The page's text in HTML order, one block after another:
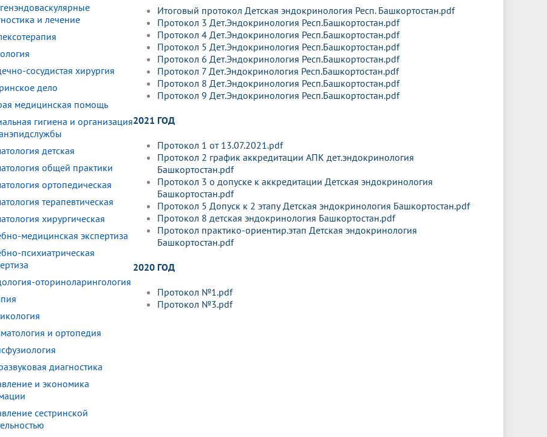
и лечение
сосудистая хирургия
дело
медицинская помощь
гигиена и организация
детская
общей практики
ортопедическая
терапевтическая
хирургическая
медицинская экспертиза
психиатрическая
оториноларингология
и ортопедия
диагностика
и экономика
сестринской
Итоговый протокол Детская эндокринология Респ. Башкортостан.pdf
Протокол 3 Дет.Эндокринология Респ.Башкортостан.pdf
Протокол 4 Дет.Эндокринология Респ.Башкортостан.pdf
Протокол 5 Дет.Эндокринология Респ.Башкортостан.pdf
Протокол 6 Дет.Эндокринология Респ.Башкортостан.pdf
Протокол 7 Дет.Эндокринология Респ.Башкортостан.pdf
Протокол 8 Дет.Эндокринология Респ.Башкортостан.pdf
Протокол 9 Дет.Эндокринология Респ.Башкортостан.pdf
2021 ГОД
Протокол 1 от 13.07.2021.pdf
Протокол 2 график аккредитации АПК дет.эндокринология
Башкортостан.pdf
Протокол 3 о допуске к аккредитации Детская эндокринология
Башкортостан.pdf
Протокол 5 Допуск к 2 этапу Детская эндокринология Башкортостан.pdf
Протокол 8 детская эндокринология Башкортостан.pdf
Протокол практико-ориентир.этап Детская эндокринология
Башкортостан.pdf
2020 ГОД
Протокол №1.pdf
Протокол №3.pdf